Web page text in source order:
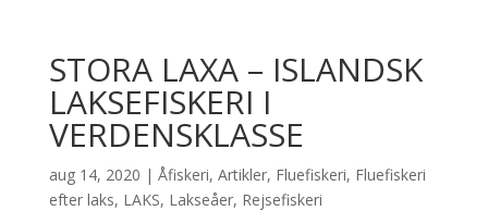
STORA LAXA – ISLANDSK
LAKSEFISKERI I
VERDENSKLASSE
aug 14, 2020 | Åfiskeri, Artikler, Fluefiskeri, Fluefiskeri
efter laks, LAKS, Lakseåer, Rejsefiskeri